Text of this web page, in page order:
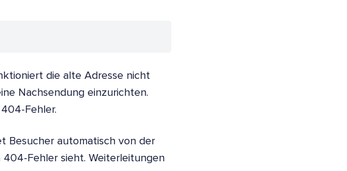
die alte Adresse nicht
Nachsendung einzurichten.
Fehler.
Besucher automatisch von der
404-Fehler sieht. Weiterleitungen